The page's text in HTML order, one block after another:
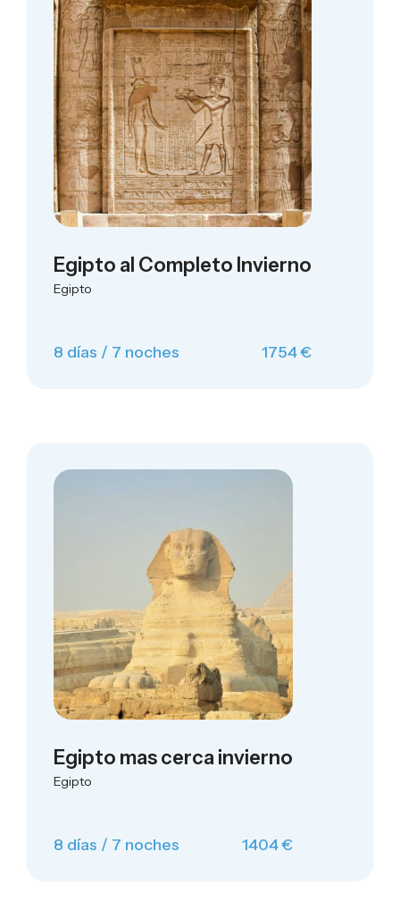
Egipto al Completo Invierno
Egipto
8 días / 7 noches 1754 €
Egipto mas cerca invierno
Egipto
8 días / 7 noches 1404 €